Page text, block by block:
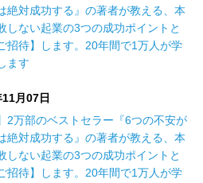
絶対成功する』の著者が教える、本
しない起業の3つの成功ポイントと
招待】します。20年間で1万人が学
ます
月07日
2万部のベストセラー『6つの不安が
絶対成功する』の著者が教える、本
しない起業の3つの成功ポイントと
招待】します。20年間で1万人が学